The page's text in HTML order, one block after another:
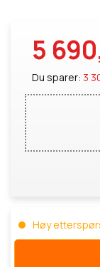
5
Du sparer: 3
Høy